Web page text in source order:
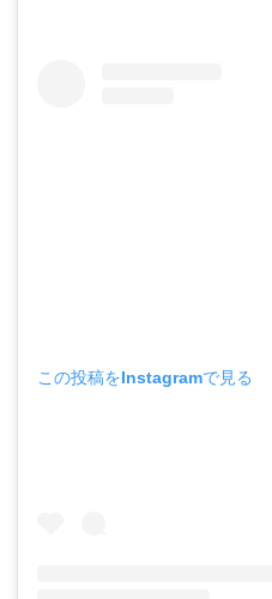
この投稿をInstagramで見る